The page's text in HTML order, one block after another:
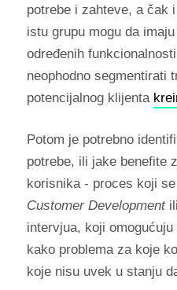
potrebe i zahteve, a čak
istu grupu mogu da
određenih
neophodno segmentirati
potencijalnog klijenta
Potom je potrebno
potrebe, ili jake benefite
korisnika - proces koji
Customer Developmentili
intervjua, koji
kako problema za koje
koje nisu uvek u stanju